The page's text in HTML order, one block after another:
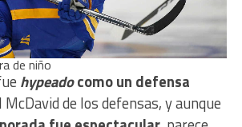
de niño
hypeadocomo un defensa
McDavid de los defensas, y aunque